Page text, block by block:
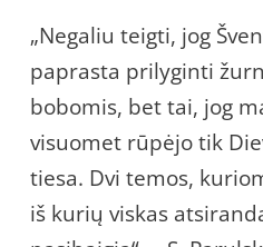
„Negaliu teigti, jog
paprasta prilyginti
bobomis, bet tai, jog
visuomet rūpėjo tik
tiesa. Dvi temos,
iš kurių viskas